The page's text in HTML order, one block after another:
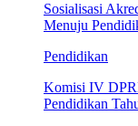
Sosialisasi
Menuju
Pendidikan
Komisi IV
Pendidikan